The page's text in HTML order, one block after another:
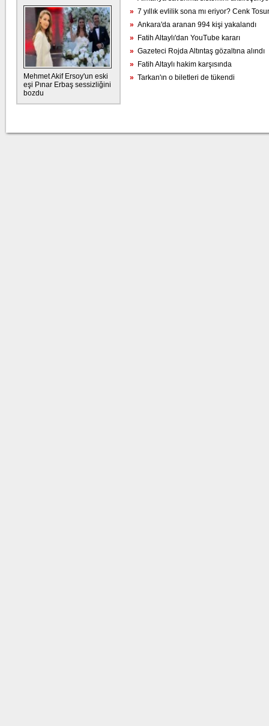
Mehmet Akif Ersoy'un eski
eşi Pınar Erbaş sessizliğini
bozdu
» 7 yıllık evlilik sona mı eriyor? Cenk
» Ankara'da aranan 994 kişi yakalandı
» Fatih Altaylı'dan YouTube kararı
» Gazeteci Rojda Altıntaş gözaltına alındı
» Fatih Altaylı hakim karşısında
» Tarkan'ın o biletleri de tükendi